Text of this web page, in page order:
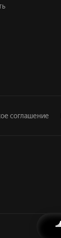
соглашение